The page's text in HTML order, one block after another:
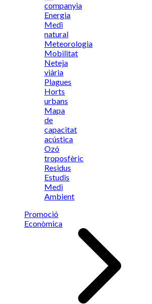
companyia
Energia
Medi
natural
Meteorologia
Mobilitat
Neteja
viària
Plagues
Horts
urbans
Mapa
de
capacitat
acústica
Ozó
troposfèric
Residus
Estudis
Medi
Ambient
Promoció
Econòmica